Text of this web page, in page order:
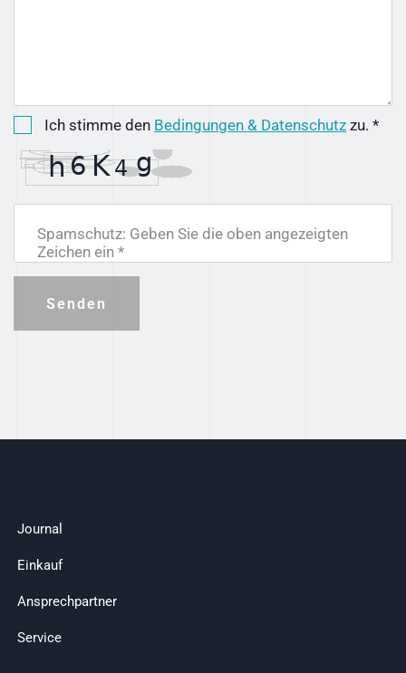
Ich stimme den Bedingungen & Datenschutz zu. *
Spamschutz: Geben Sie die oben angezeigten
Zeichen ein *
Senden
Journal
Einkauf
Ansprechpartner
Service